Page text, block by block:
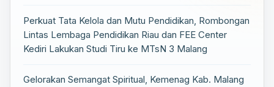
Perkuat Tata Kelola dan Mutu Pendidikan, Rombongan
Lintas Lembaga Pendidikan Riau dan FEE Center
Kediri Lakukan Studi Tiru ke MTsN 3 Malang
Gelorakan Semangat Spiritual, Kemenag Kab. Malang